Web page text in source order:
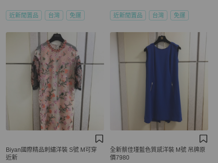
近新閒置品 台灣 免運 近新閒置品 台灣 免運
Biyan國際精品刺繡洋裝 S號 M可穿
近新
全新蔡佳瑾藍色質感洋裝 M號 吊牌原
價7980